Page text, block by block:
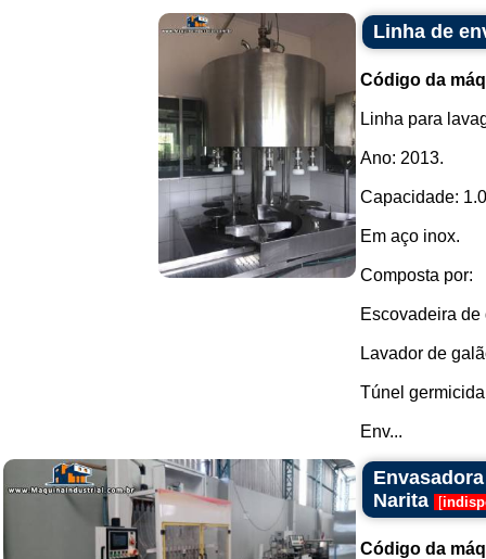
Linha de
Código da
Linha para
Ano: 2013.
Capacidade:
Em aço inox.
Composta por:
Escovadeira
Lavador de
Túnel
Env...
Narita
[
Código da